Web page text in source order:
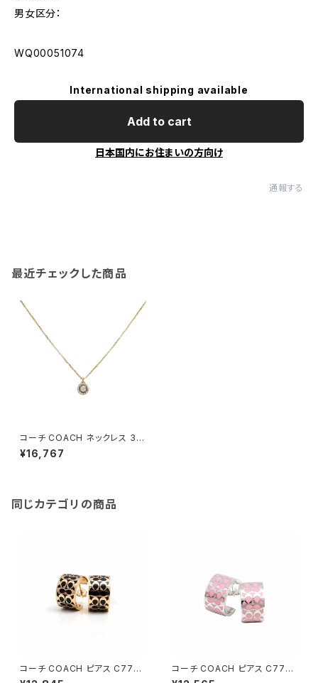
男女区分：
WQ00051074
International shipping available
Add to cart
日本国内にお住まいの方向け
通報する
最近チェックした商品
コーチ COACH ネックレス 38
6995GLD710 レディース ゴー
ルド
¥16,767
同じカテゴリの商品
コーチ COACH ピアス C7770
-GDBLK レディース シグネチャ
コーチ COACH ピアス C7770
-NJ5 レディース シグネチャー